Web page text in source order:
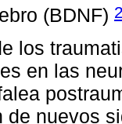
(BDNF)
los
en las
de nuevos